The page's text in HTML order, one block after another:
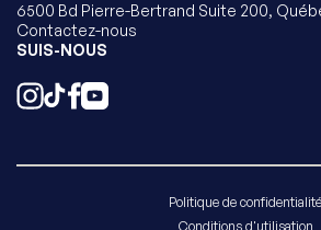
6500 Bd Pierre-Bertrand Suite 200,
Contactez-nous
SUIS-NOUS
Politique de confidentialité
Conditions d'utilisation